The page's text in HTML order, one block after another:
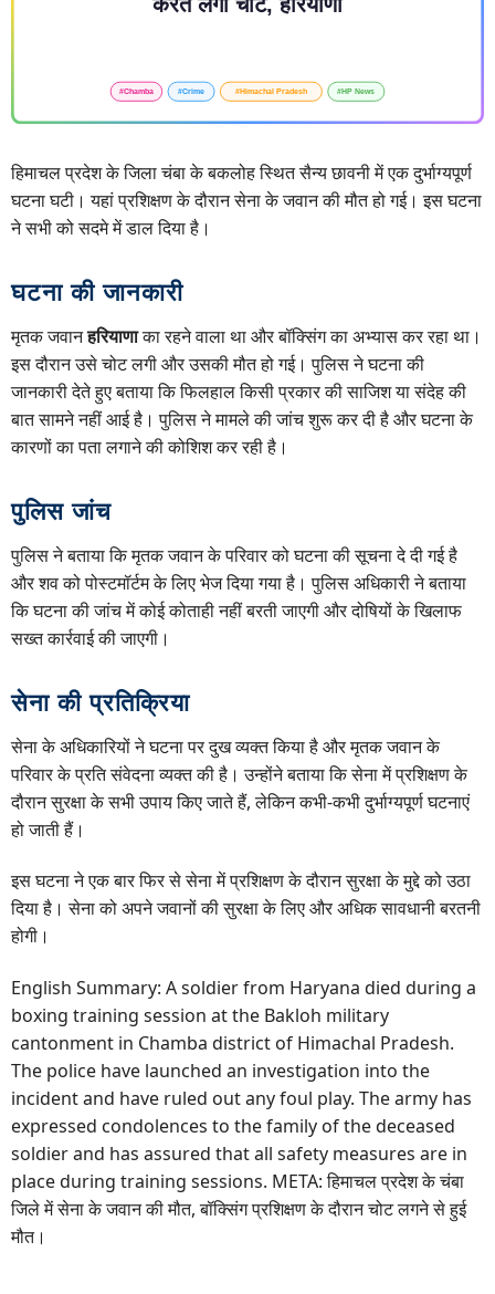
हिमाचल प्रदेश के जिला चंबा के बकलोह स्थित सैन्य छावनी में एक दुर्भाग्यपूर्ण
घटना घटी। यहां प्रशिक्षण के दौरान सेना के जवान की मौत हो गई। इस घटना
ने सभी को सदमे में डाल दिया है।
घटना की जानकारी
मृतक जवानहरियाणाका रहने वाला था और बॉक्सिंग का अभ्यास कर रहा था।
इस दौरान उसे चोट लगी और उसकी मौत हो गई। पुलिस ने घटना की
जानकारी देते हुए बताया कि फिलहाल किसी प्रकार की साजिश या संदेह की
बात सामने नहीं आई है। पुलिस ने मामले की जांच शुरू कर दी है और घटना के
कारणों का पता लगाने की कोशिश कर रही है।
पुलिस जांच
पुलिस ने बताया कि मृतक जवान के परिवार को घटना की सूचना दे दी गई है
और शव को पोस्टमॉर्टम के लिए भेज दिया गया है। पुलिस अधिकारी ने बताया
कि घटना की जांच में कोई कोताही नहीं बरती जाएगी और दोषियों के खिलाफ
सख्त कार्रवाई की जाएगी।
सेना की प्रतिक्रिया
सेना के अधिकारियों ने घटना पर दुख व्यक्त किया है और मृतक जवान के
परिवार के प्रति संवेदना व्यक्त की है। उन्होंने बताया कि सेना में प्रशिक्षण के
दौरान सुरक्षा के सभी उपाय किए जाते हैं, लेकिन कभी-कभी दुर्भाग्यपूर्ण घटनाएं
हो जाती हैं।
इस घटना ने एक बार फिर से सेना में प्रशिक्षण के दौरान सुरक्षा के मुद्दे को उठा
दिया है। सेना को अपने जवानों की सुरक्षा के लिए और अधिक सावधानी बरतनी
होगी।
English Summary: A soldier from Haryana died during a
boxing training session at the Bakloh military
cantonment in Chamba district of Himachal Pradesh.
The police have launched an investigation into the
incident and have ruled out any foul play. The army has
expressed condolences to the family of the deceased
soldier and has assured that all safety measures are in
place during training sessions. META: हिमाचल प्रदेश के चंबा
जिले में सेना के जवान की मौत, बॉक्सिंग प्रशिक्षण के दौरान चोट लगने से हुई
मौत।